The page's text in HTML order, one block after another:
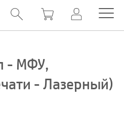
- МФУ,
- Лазерный)